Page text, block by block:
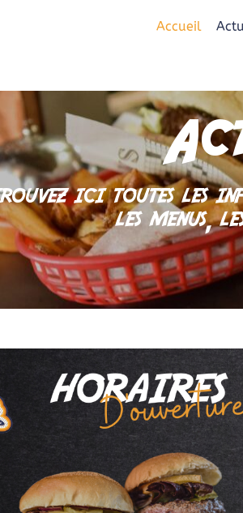
Accueil
une petite
ici toutes les
les menus,